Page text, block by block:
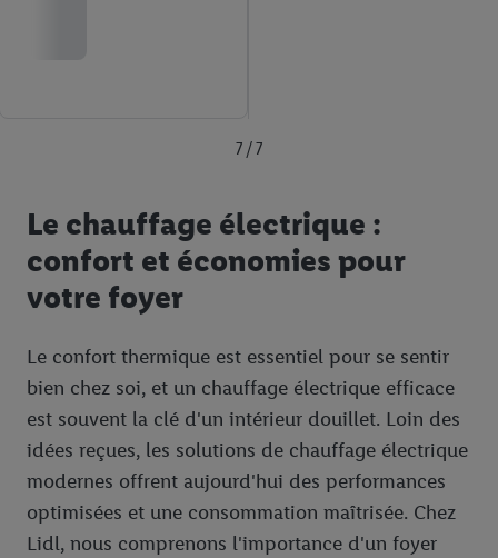
7 / 7
Le chauffage électrique :
confort et économies pour
votre foyer
Le confort thermique est essentiel pour se sentir
bien chez soi, et un chauffage électrique efficace
est souvent la clé d'un intérieur douillet. Loin des
idées reçues, les solutions de chauffage électrique
modernes offrent aujourd'hui des performances
optimisées et une consommation maîtrisée. Chez
Lidl, nous comprenons l'importance d'un foyer